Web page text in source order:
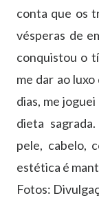
conta que os
vésperas de
conquistou o
me dar ao
dias, me
dieta
pele, cabelo,
estética é
Fotos: